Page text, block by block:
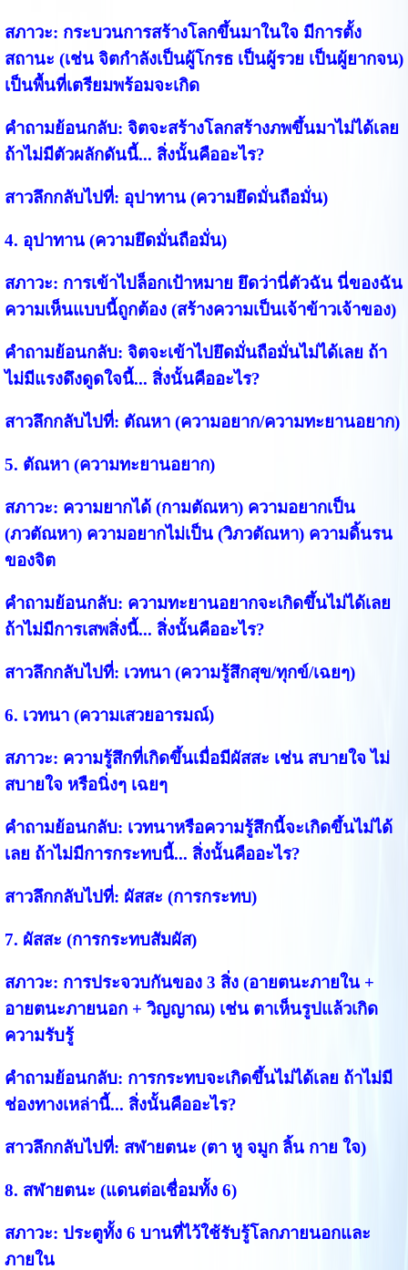
สภาวะ: กระบวนการสร้างโลกขึ้นมาในใจ มีการตั้ง
สถานะ (เช่น จิตกำลังเป็นผู้โกรธ เป็นผู้รวย เป็นผู้ยากจน)
เป็นพื้นที่เตรียมพร้อมจะเกิด
คำถามย้อนกลับ: จิตจะสร้างโลกสร้างภพขึ้นมาไม่ได้เลย
ถ้าไม่มีตัวผลักดันนี้... สิ่งนั้นคืออะไร?
สาวลึกกลับไปที่: อุปาทาน (ความยึดมั่นถือมั่น)
4. อุปาทาน (ความยึดมั่นถือมั่น)
สภาวะ: การเข้าไปล็อกเป้าหมาย ยึดว่านี่ตัวฉัน นี่ของฉัน
ความเห็นแบบนี้ถูกต้อง (สร้างความเป็นเจ้าข้าวเจ้าของ)
คำถามย้อนกลับ: จิตจะเข้าไปยึดมั่นถือมั่นไม่ได้เลย ถ้า
ไม่มีแรงดึงดูดใจนี้... สิ่งนั้นคืออะไร?
สาวลึกกลับไปที่: ตัณหา (ความอยาก/ความทะยานอยาก)
5. ตัณหา (ความทะยานอยาก)
สภาวะ: ความยากได้ (กามตัณหา) ความอยากเป็น
(ภวตัณหา) ความอยากไม่เป็น (วิภวตัณหา) ความดิ้นรน
ของจิต
คำถามย้อนกลับ: ความทะยานอยากจะเกิดขึ้นไม่ได้เลย
ถ้าไม่มีการเสพสิ่งนี้... สิ่งนั้นคืออะไร?
สาวลึกกลับไปที่: เวทนา (ความรู้สึกสุข/ทุกข์/เฉยๆ)
6. เวทนา (ความเสวยอารมณ์)
สภาวะ: ความรู้สึกที่เกิดขึ้นเมื่อมีผัสสะ เช่น สบายใจ ไม่
สบายใจ หรือนิ่งๆ เฉยๆ
คำถามย้อนกลับ: เวทนาหรือความรู้สึกนี้จะเกิดขึ้นไม่ได้
เลย ถ้าไม่มีการกระทบนี้... สิ่งนั้นคืออะไร?
สาวลึกกลับไปที่: ผัสสะ (การกระทบ)
7. ผัสสะ (การกระทบสัมผัส)
สภาวะ: การประจวบกันของ 3 สิ่ง (อายตนะภายใน +
อายตนะภายนอก + วิญญาณ) เช่น ตาเห็นรูปแล้วเกิด
ความรับรู้
คำถามย้อนกลับ: การกระทบจะเกิดขึ้นไม่ได้เลย ถ้าไม่มี
ช่องทางเหล่านี้... สิ่งนั้นคืออะไร?
สาวลึกกลับไปที่: สฬายตนะ (ตา หู จมูก ลิ้น กาย ใจ)
8. สฬายตนะ (แดนต่อเชื่อมทั้ง 6)
สภาวะ: ประตูทั้ง 6 บานที่ไว้ใช้รับรู้โลกภายนอกและ
ภายใน